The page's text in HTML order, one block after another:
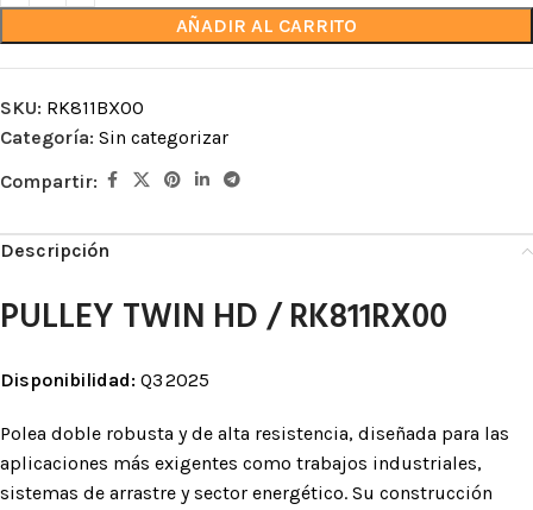
AÑADIR AL CARRITO
SKU: RK811BX00
Categoría: Sin categorizar
Compartir:
Descripción
PULLEY TWIN HD / RK811RX00
Disponibilidad: Q3 2025
Polea doble robusta y de alta resistencia, diseñada para las
aplicaciones más exigentes como trabajos industriales,
sistemas de arrastre y sector energético. Su construcción